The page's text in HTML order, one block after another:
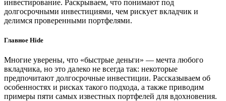
инвестирование. Раскрываем, что понимают под
долгосрочными инвестициями, чем рискует вкладчик и
делимся проверенными портфелями.
Главное Hide
Многие уверены, что «быстрые деньги» — мечта любого
вкладчика, но это далеко не всегда так: некоторые
предпочитают долгосрочные инвестиции. Рассказываем об
особенностях и рисках такого подхода, а также приводим
примеры пяти самых известных портфелей для вдохновения.